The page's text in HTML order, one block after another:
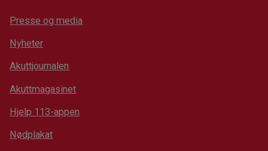
Presse og media
Nyheter
Akuttjournalen
Akuttmagasinet
Hjelp 113-appen
Nødplakat